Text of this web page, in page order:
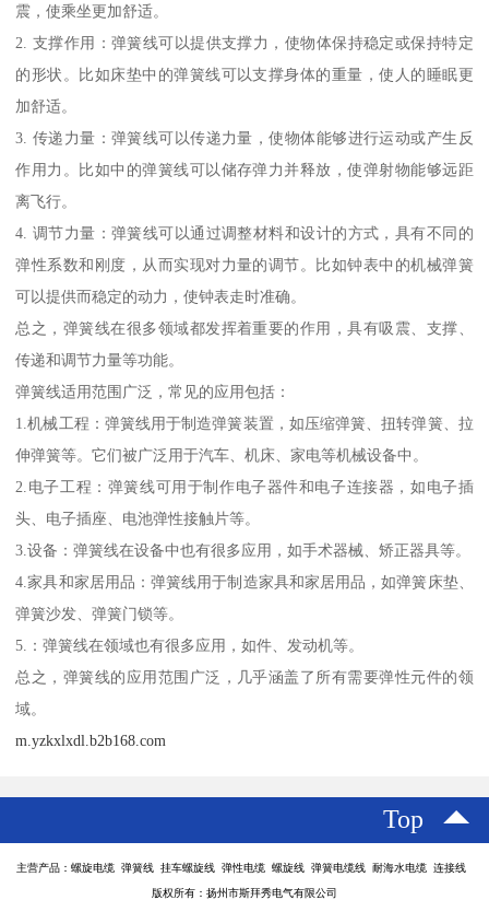
震，使乘坐更加舒适。
2. 支撑作用：弹簧线可以提供支撑力，使物体保持稳定或保持特定
的形状。比如床垫中的弹簧线可以支撑身体的重量，使人的睡眠更
加舒适。
3. 传递力量：弹簧线可以传递力量，使物体能够进行运动或产生反
作用力。比如中的弹簧线可以储存弹力并释放，使弹射物能够远距
离飞行。
4. 调节力量：弹簧线可以通过调整材料和设计的方式，具有不同的
弹性系数和刚度，从而实现对力量的调节。比如钟表中的机械弹簧
可以提供而稳定的动力，使钟表走时准确。
总之，弹簧线在很多领域都发挥着重要的作用，具有吸震、支撑、
传递和调节力量等功能。
弹簧线适用范围广泛，常见的应用包括：
1.机械工程：弹簧线用于制造弹簧装置，如压缩弹簧、扭转弹簧、拉
伸弹簧等。它们被广泛用于汽车、机床、家电等机械设备中。
2.电子工程：弹簧线可用于制作电子器件和电子连接器，如电子插
头、电子插座、电池弹性接触片等。
3.设备：弹簧线在设备中也有很多应用，如手术器械、矫正器具等。
4.家具和家居用品：弹簧线用于制造家具和家居用品，如弹簧床垫、
弹簧沙发、弹簧门锁等。
5.：弹簧线在领域也有很多应用，如件、发动机等。
总之，弹簧线的应用范围广泛，几乎涵盖了所有需要弹性元件的领
域。
m.yzkxlxdl.b2b168.com
Top
主营产品：螺旋电缆 弹簧线 挂车螺旋线 弹性电缆 螺旋线 弹簧电缆线 耐海水电缆 连接线
版权所有：扬州市斯拜秀电气有限公司